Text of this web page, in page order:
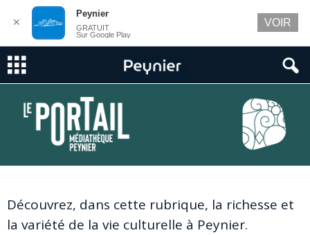
Découvrez, dans cette rubrique, la richesse et
la variété de la vie culturelle à Peynier.
✕
Peynier
GRATUIT
Sur Google Play
VOIR